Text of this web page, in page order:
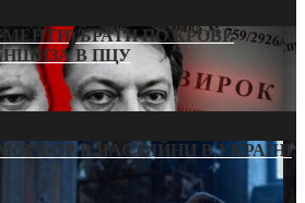
БРАТИ ПО КРОВІ:
В ПЦУ
В ЧАС ВІЙНИ В УКРАЇНІ